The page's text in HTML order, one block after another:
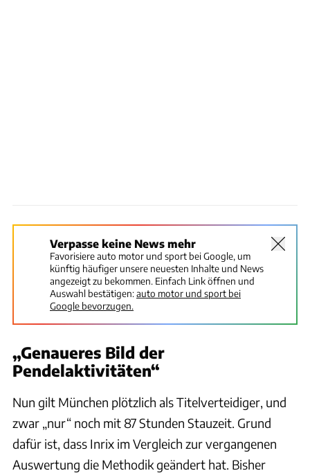
Verpasse keine News mehr
Favorisiere auto motor und sport bei Google, um
künftig häufiger unsere neuesten Inhalte und News
angezeigt zu bekommen. Einfach Link öffnen und
Auswahl bestätigen:auto motor und sport bei
Google bevorzugen.
„Genaueres Bild der
Pendelaktivitäten“
Nun gilt München plötzlich als Titelverteidiger, und
zwar „nur“ noch mit 87 Stunden Stauzeit. Grund
dafür ist, dass Inrix im Vergleich zur vergangenen
Auswertung die Methodik geändert hat. Bisher